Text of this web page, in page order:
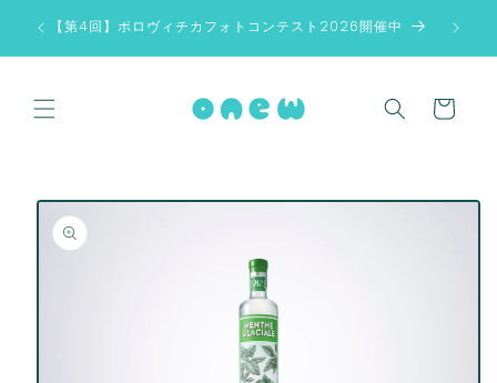
コンテン
ツに進む
【第4回】ボロヴィチカフォトコンテスト2026開催中
ー
商品情報
にスキッ